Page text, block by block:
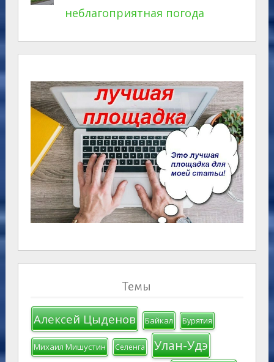
неблагоприятная погода
Темы
Алексей Цыденов Байкал Бурятия
Михаил Мишустин Селенга Улан-Удэ